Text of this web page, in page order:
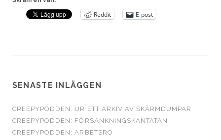
Reddit E-post
SENASTE INLÄGGEN
CREEPYPODDEN: UR ETT ARKIV AV SKÄRMDUMPAR
CREEPYPODDEN: FÖRSÄNKNINGSKANTATAN
CREEPYPODDEN: ARBETSRO